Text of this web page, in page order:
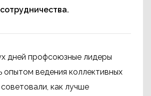
дней профсоюзные лидеры
опытом ведения коллективных
как лучше